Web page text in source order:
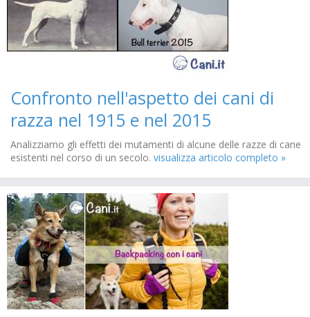
Confronto nell'aspetto dei cani di
razza nel 1915 e nel 2015
Analizziamo gli effetti dei mutamenti di alcune delle razze di cane
esistenti nel corso di un secolo. visualizza articolo completo »